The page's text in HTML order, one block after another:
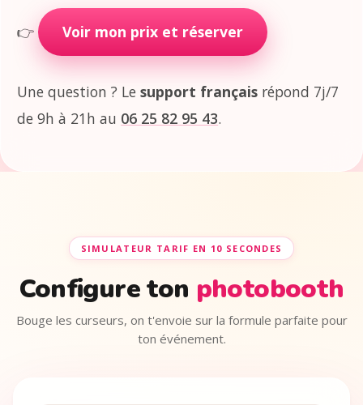
👉 Voir mon prix et réserver
Une question ? Lesupport français répond 7j/7
de 9h à 21h au 06 25 82 95 43.
SIMULATEUR TARIF EN 10 SECONDES
Configure ton photobooth
Bouge les curseurs, on t'envoie sur la formule parfaite pour
ton événement.